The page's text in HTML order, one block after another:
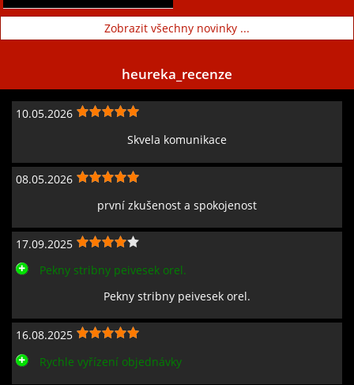
Zobrazit všechny novinky ...
heureka_recenze
10.05.2026
Skvela komunikace
08.05.2026
první zkušenost a spokojenost
17.09.2025
Pekny stribny peivesek orel.
Pekny stribny peivesek orel.
16.08.2025
Rychle vyřízení objednávky